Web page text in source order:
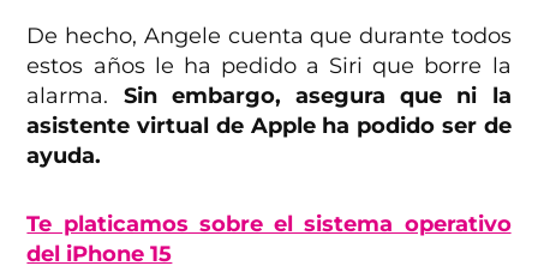
De hecho, Angele cuenta que durante todos
estos años le ha pedido a Siri que borre la
alarma. Sin embargo, asegura que ni la
asistente virtual de Apple ha podido ser de
ayuda.
Te platicamos sobre el sistema operativo
del iPhone 15